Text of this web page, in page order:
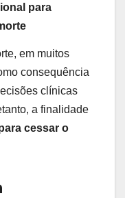
para
em muitos
consequência
clínicas
a finalidade
cessar o